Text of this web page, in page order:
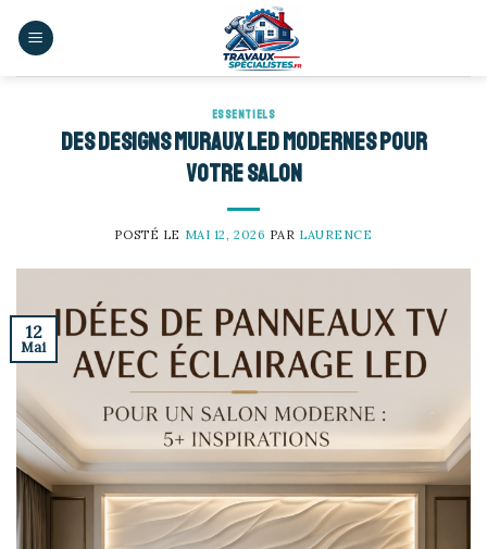
ESSENTIELS
Des designs muraux LED modernes pour
votre salon
POSTÉ LE MAI 12, 2026 PAR LAURENCE
12
Mai